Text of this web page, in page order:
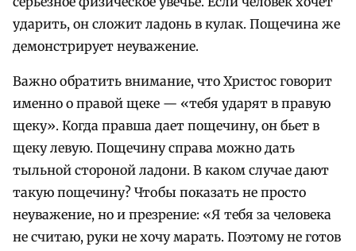
ударить, он сложит ладонь в кулак. Пощечина же
демонстрирует неуважение.
Важно обратить внимание, что Христос говорит
именно о правой щеке — «тебя ударят в правую
щеку». Когда правша дает пощечину, он бьет в
щеку левую. Пощечину справа можно дать
тыльной стороной ладони. В каком случае дают
такую пощечину? Чтобы показать не просто
неуважение, но и презрение: «Я тебя за человека
не считаю, руки не хочу марать. Поэтому не готов